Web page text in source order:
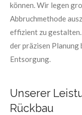
können. Wir legen
Abbruchmethode
effizient zu
der präzisen Planung
Entsorgung.
Unserer
Rückbau